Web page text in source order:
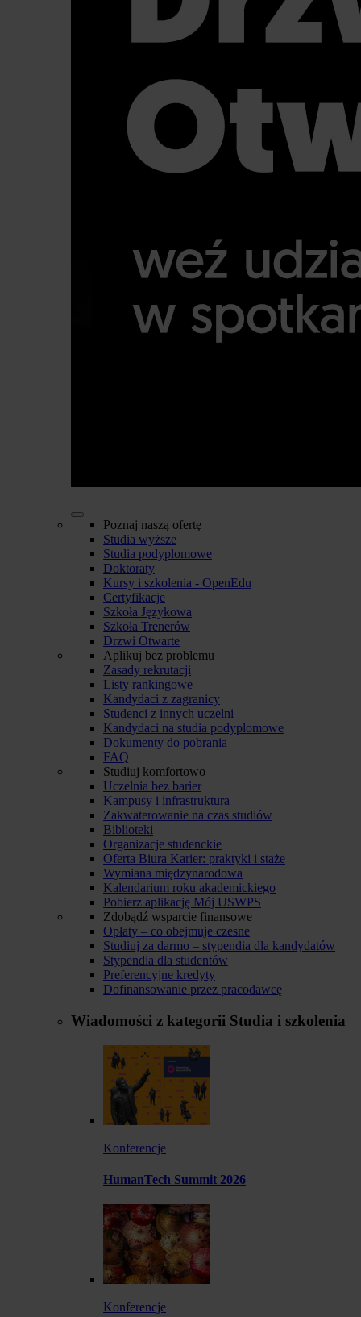
Poznaj naszą ofertę
Studia wyższe
Studia podyplomowe
Doktoraty
Kursy i szkolenia - OpenEdu
Certyfikacje
Szkoła Językowa
Szkoła Trenerów
Drzwi Otwarte
Aplikuj bez problemu
Zasady rekrutacji
Listy rankingowe
Kandydaci z zagranicy
Studenci z innych uczelni
Kandydaci na studia podyplomowe
Dokumenty do pobrania
FAQ
Studiuj komfortowo
Uczelnia bez barier
Kampusy i infrastruktura
Zakwaterowanie na czas studiów
Biblioteki
Organizacje studenckie
Oferta Biura Karier: praktyki i staże
Wymiana międzynarodowa
Kalendarium roku akademickiego
Pobierz aplikację Mój USWPS
Zdobądź wsparcie finansowe
Opłaty – co obejmuje czesne
Studiuj za darmo – stypendia dla kandydatów
Stypendia dla studentów
Preferencyjne kredyty
Dofinansowanie przez pracodawcę
Wiadomości z kategorii Studia i szkolenia
Konferencje
HumanTech Summit 2026
Konferencje